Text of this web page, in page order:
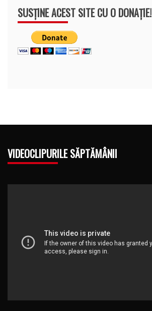
SUSȚINE ACEST SITE CU O DONAȚIE!
VIDEOCLIPURILE SĂPTĂMÂNII